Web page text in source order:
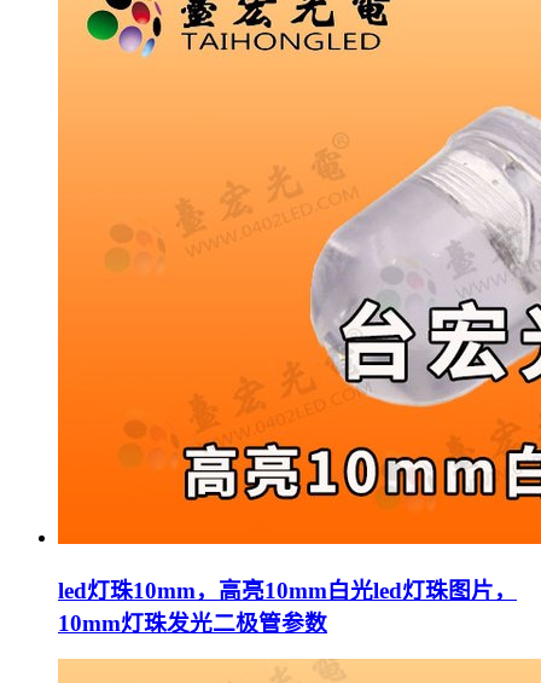
led灯珠10mm，高亮10mm白光led灯珠图片，
10mm灯珠发光二极管参数